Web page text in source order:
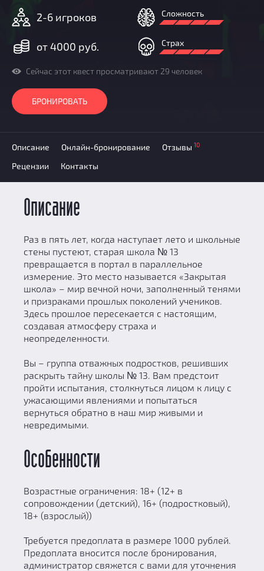
Добавить квест
2-6 игроков
от 4000 руб.
Сложность
Страх
Сейчас этот квест просматривают 29 человек
БРОНИРОВАТЬ
Описание Онлайн-бронирование Отзывы 10
Рецензии Контакты
Описание
Раз в пять лет, когда наступает лето и школьные
стены пустеют, старая школа № 13
превращается в портал в параллельное
измерение. Это место называется «Закрытая
школа» – мир вечной ночи, заполненный тенями
и призраками прошлых поколений учеников.
Здесь прошлое пересекается с настоящим,
создавая атмосферу страха и
неопределенности.
Вы – группа отважных подростков, решивших
раскрыть тайну школы № 13. Вам предстоит
пройти испытания, столкнуться лицом к лицу с
ужасающими явлениями и попытаться
вернуться обратно в наш мир живыми и
невредимыми.
Особенности
Возрастные ограничения: 18+ (12+ в
сопровождении (детский), 16+ (подростковый),
18+ (взрослый))
Требуется предоплата в размере 1000 рублей.
Предоплата вносится после бронирования,
администратор свяжется с вами для уточнения